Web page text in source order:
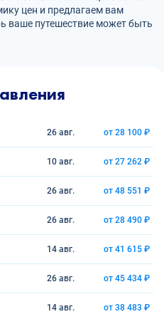
цен и предлагаем вам
ваше путешествие может быть
26 авг. от 28 100 ₽
10 авг. от 27 262 ₽
26 авг. от 48 551 ₽
26 авг. от 28 490 ₽
14 авг. от 41 615 ₽
26 авг. от 45 434 ₽
14 авг. от 38 483 ₽